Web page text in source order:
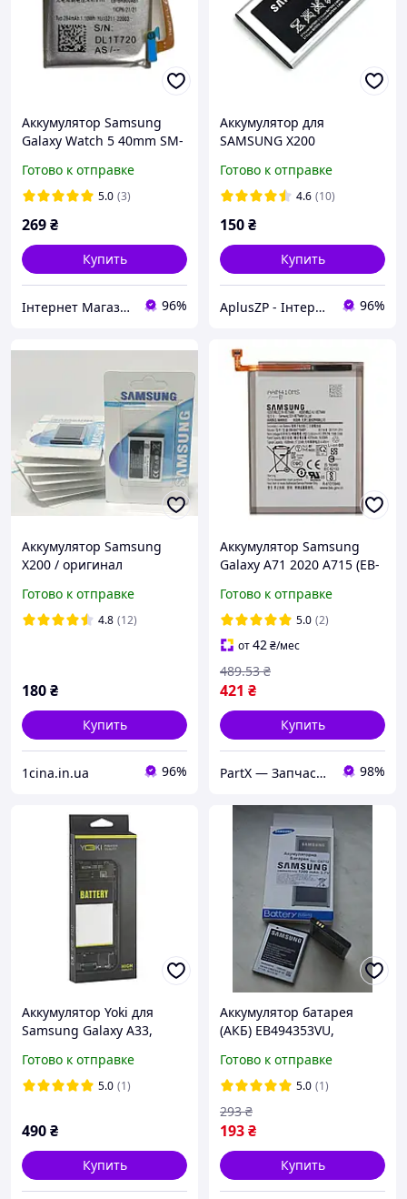
Аккумулятор Samsung
Galaxy Watch 5 40mm SM-
Готово к отправке
5.0 (3)
269₴
Купить
Інтернет Магазин "max-it.com.ua" 96%
Аккумулятор для
SAMSUNG X200
Готово к отправке
4.6 (10)
150₴
Купить
AplusZP - Інтернет магазин оптових цін 96%
Аккумулятор Samsung
X200 / оригинал
Готово к отправке
4.8 (12)
180₴
Купить
1cina.in.ua 96%
Аккумулятор Samsung
Galaxy A71 2020 A715 (EB-
Original PRC
Готово к отправке
5.0 (2)
от42₴/мес
421 ₴
489.53 ₴
Купить
PartX — Запчастини для смартфонів 98%
Аккумулятор Yoki для
Samsung Galaxy A33,
EB-BA536ABY
Готово к отправке
5.0 (1)
490₴
Купить
Аккумулятор батарея
(АКБ) EB494353VU,
C6712, S5570, S5250,
S5570, S7230 Original
Готово к отправке
5.0 (1)
193₴
293 ₴
Купить